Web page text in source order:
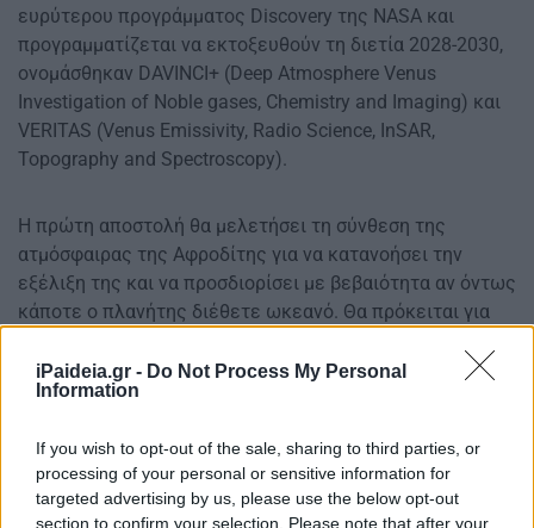
iPaideia.gr - Do Not Process My Personal
Information
If you wish to opt-out of the sale, sharing to third parties, or
processing of your personal or sensitive information for
targeted advertising by us, please use the below opt-out
section to confirm your selection. Please note that after your
ευρύτερου προγράμματος Discovery της NASA και
προγραμματίζεται να εκτοξευθούν τη διετία 2028-2030,
ονομάσθηκαν DAVINCI+ (Deep Atmosphere Venus
Investigation of Noble gases, Chemistry and Imaging) και
VERITAS (Venus Emissivity, Radio Science, InSAR,
Topography and Spectroscopy).
Η πρώτη αποστολή θα μελετήσει τη σύνθεση της
ατμόσφαιρας της Αφροδίτης για να κατανοήσει την
εξέλιξη της και να προσδιορίσει με βεβαιότητα αν όντως
κάποτε ο πλανήτης διέθετε ωκεανό. Θα πρόκειται για
στην πυκνή ατμόσφαιρα κυρίως από νέφη θειικού οξέος
και διοξείδιο του άνθρακα και θα κάνει ακριβείς
ανάλυσης φωτογραφίες μοναδικών γεωλογικών
χαρακτηριστικών της Αφροδίτης. Την επιστημονική
ευθύνη της DAVINCI+ θα έχει το Κέντρο Διαστημικών